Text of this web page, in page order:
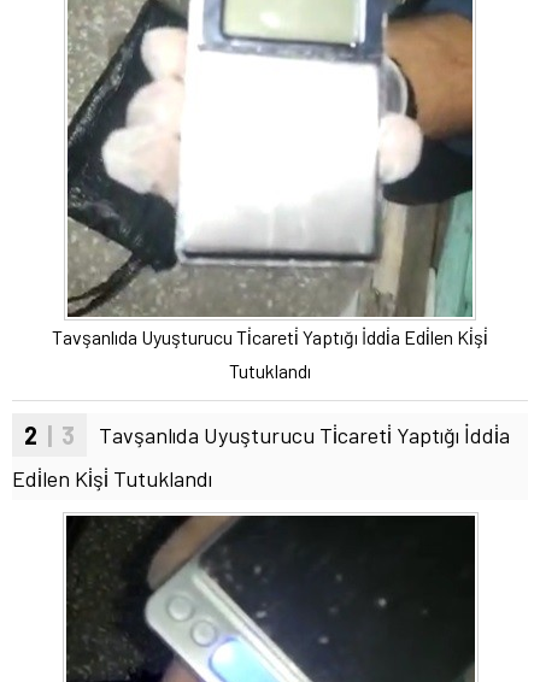
Tavşanlıda Uyuşturucu Ti̇careti̇ Yaptığı İddi̇a Edi̇len Ki̇şi̇
Tutuklandı
2 | 3
Tavşanlıda Uyuşturucu Ti̇careti̇ Yaptığı İddi̇a
Edi̇len Ki̇şi̇ Tutuklandı